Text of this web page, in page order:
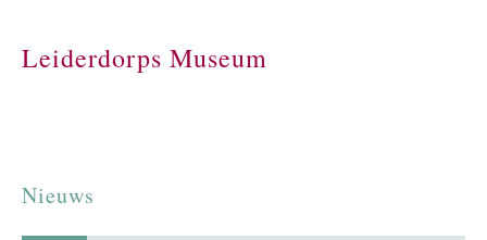
Leiderdorps Museum
Nieuws